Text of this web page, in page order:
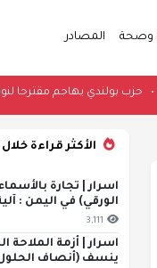
المصادر
(فيديو)•حزب بولندي يهاجم
الأكثر قراءة خلال 24 ساعة
اسرار | تجارة
الورقي) في اليمن :
3,111
اسرار | أزمة الملاحة
ينسف (أنصاف